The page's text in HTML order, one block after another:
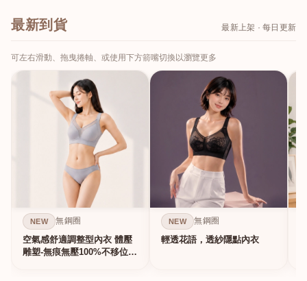
最新到貨 最新上架 · 每日更新
可左右滑動、拖曳捲軸、或使用下方箭嘴切換以瀏覽更多
NEW 無鋼圈
空氣感舒適調整型內衣 體壓
雕塑-無痕無壓100%不移位的
NEW 無鋼圈
輕透花語，透紗隱點內衣